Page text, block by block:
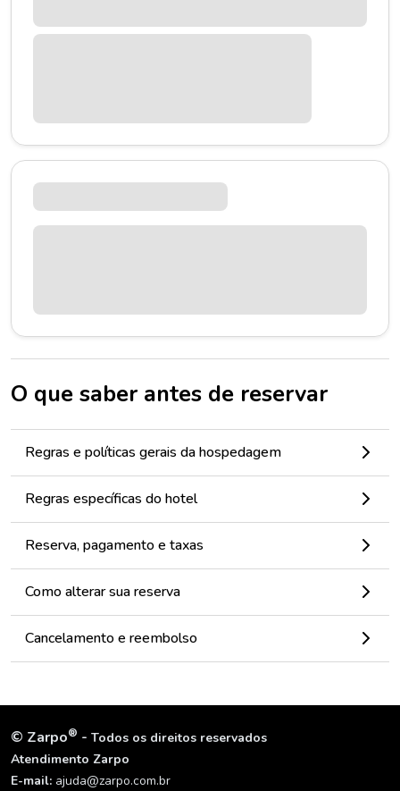
O que saber antes de reservar
Regras e políticas gerais da hospedagem
Regras específicas do hotel
Reserva, pagamento e taxas
Como alterar sua reserva
Cancelamento e reembolso
© Zarpo® - Todos os direitos reservados
Atendimento Zarpo
E-mail: ajuda@zarpo.com.br